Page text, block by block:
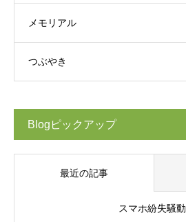
メモリアル
つぶやき
Blogピックアップ
最近の記事
スマホ紛失騒動